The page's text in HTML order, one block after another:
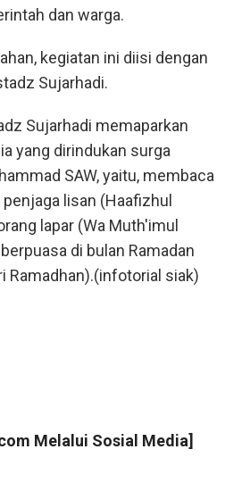
dan warga.
kegiatan ini diisi dengan
Sujarhadi.
Sujarhadi memaparkan
yang dirindukan surga
SAW, yaitu, membaca
lisan (Haafizhul
lapar (Wa Muth'imul
di bulan Ramadan
Ramadhan).(infotorial siak)
Melalui Sosial Media]